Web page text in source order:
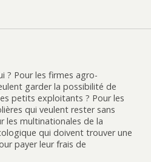
? Pour les firmes agro-
garder la possibilité de
petits exploitants ? Pour les
qui veulent rester sans
les multinationales de la
qui doivent trouver une
payer leur frais de